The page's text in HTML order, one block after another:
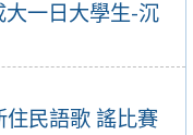
一日大學生-沉
民語歌 謠比賽